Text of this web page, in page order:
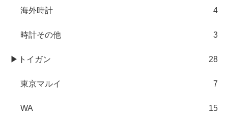
海外時計 4
時計その他 3
▶トイガン 28
東京マルイ 7
WA 15